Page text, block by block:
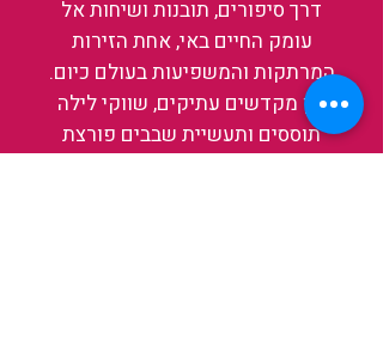
דרך סיפורים, תובנות ושיחות אל
עומק החיים באי, אחת הזירות
המרתקות והמשפיעות בעולם כיום.
בין מקדשים עתיקים, שווקי לילה
תוססים ותעשיית שבבים פורצת